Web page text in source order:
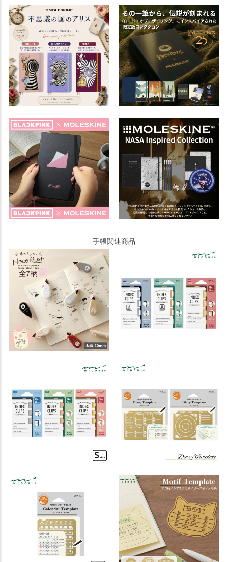
手帳関連商品